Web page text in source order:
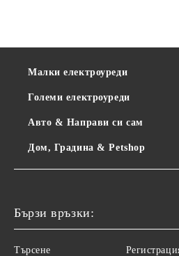
Малки електроуреди
Големи електроуреди
Авто & Направи си сам
Дом, Градина & Petshop
Бързи връзки:
Търсене